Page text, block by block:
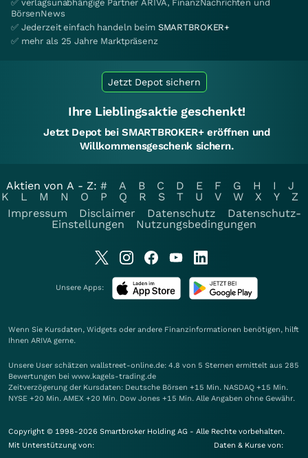
✅ verlagsunabhängige Partner ARIVA, FinanzNachrichten und
BörsenNews
✅ Jederzeit einfach handeln beim SMARTBROKER+
✅ mehr als 25 Jahre Marktpräsenz
Jetzt Depot sichern
Ihre Lieblingsaktie geschenkt!
Jetzt Depot bei SMARTBROKER+ eröffnen und
Willkommensgeschenk sichern.
Aktien von A - Z: # A B C D E F G H I
J
K
L M N O P Q R S T U V W X Y
Z
Impressum
Disclaimer Datenschutz
Datenschutz-
Einstellungen
Nutzungsbedingungen
Unsere Apps:
Wenn Sie Kursdaten, Widgets oder andere Finanzinformationen benötigen, hilft
Ihnen ARIVA gerne.
Unsere User schätzen wallstreet-online.de: 4.8 von 5 Sternen ermittelt aus 285
Bewertungen bei www.kagels-trading.de
Zeitverzögerung der Kursdaten: Deutsche Börsen +15 Min. NASDAQ +15 Min.
NYSE +20 Min. AMEX +20 Min. Dow Jones +15 Min. Alle Angaben ohne Gewähr.
Copyright © 1998-2026 Smartbroker Holding AG - Alle Rechte vorbehalten.
Mit Unterstützung von:
Daten & Kurse von: